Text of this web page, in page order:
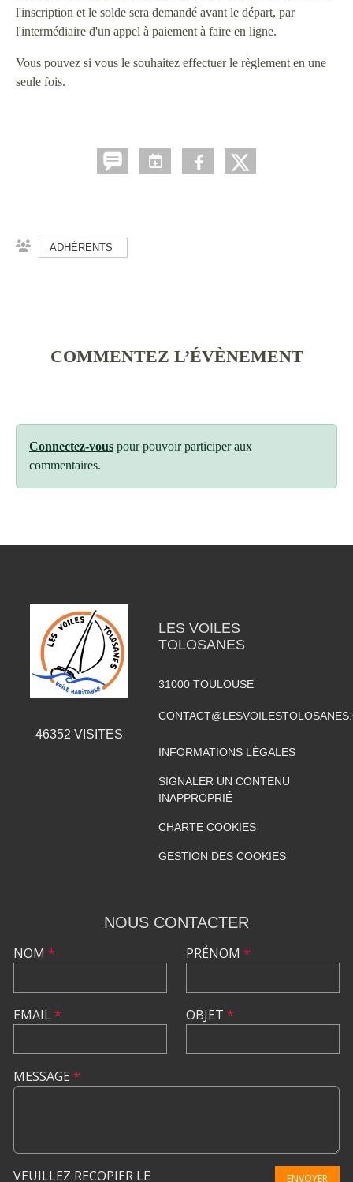
l'inscription et le solde sera demandé avant le départ, par
l'intermédiaire d'un appel à paiement à faire en ligne.
Vous pouvez si vous le souhaitez effectuer le règlement en une
seule fois.
ADHÉRENTS
COMMENTEZ L’ÉVÈNEMENT
Connectez-vous pour pouvoir participer aux
commentaires.
46352 VISITES
LES VOILES
TOLOSANES
31000 TOULOUSE
INFORMATIONS LÉGALES
SIGNALER UN CONTENU
INAPPROPRIÉ
CHARTE COOKIES
GESTION DES COOKIES
NOUS CONTACTER
NOM *
EMAIL*
PRÉNOM *
OBJET *
MESSAGE *
VEUILLEZ RECOPIER LE ENVOYER